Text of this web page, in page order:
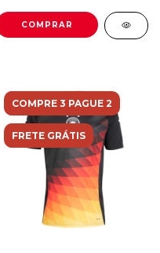
COMPRAR
COMPRE 3 PAGUE 2
FRETE GRÁTIS